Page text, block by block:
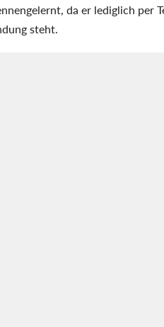
da er lediglich per
steht.